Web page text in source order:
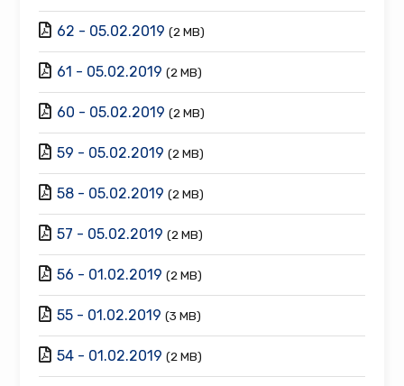
62 - 05.02.2019 (2 MB)
61 - 05.02.2019 (2 MB)
60 - 05.02.2019 (2 MB)
59 - 05.02.2019 (2 MB)
58 - 05.02.2019 (2 MB)
57 - 05.02.2019 (2 MB)
56 - 01.02.2019 (2 MB)
55 - 01.02.2019 (3 MB)
54 - 01.02.2019 (2 MB)